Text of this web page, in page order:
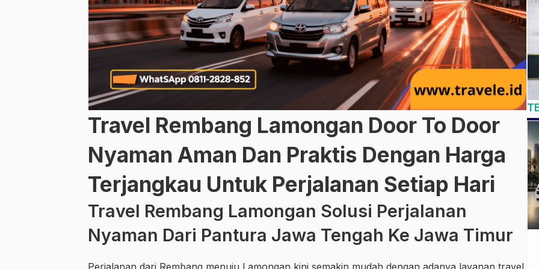
Travel Rembang Lamongan Door To Door
Nyaman Aman Dan Praktis Dengan Harga
Terjangkau Untuk Perjalanan Setiap Hari
Travel Rembang Lamongan Solusi Perjalanan
Nyaman Dari Pantura Jawa Tengah Ke Jawa Timur